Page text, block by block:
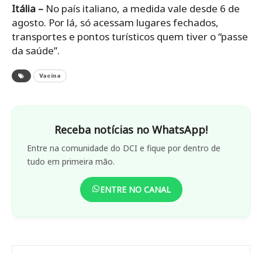
Itália – No país italiano, a medida vale desde 6 de
agosto. Por lá, só acessam lugares fechados,
transportes e pontos turísticos quem tiver o “passe
da saúde”.
Vacina
Receba notícias no WhatsApp!
Entre na comunidade do DCI e fique por dentro de
tudo em primeira mão.
ENTRE NO CANAL